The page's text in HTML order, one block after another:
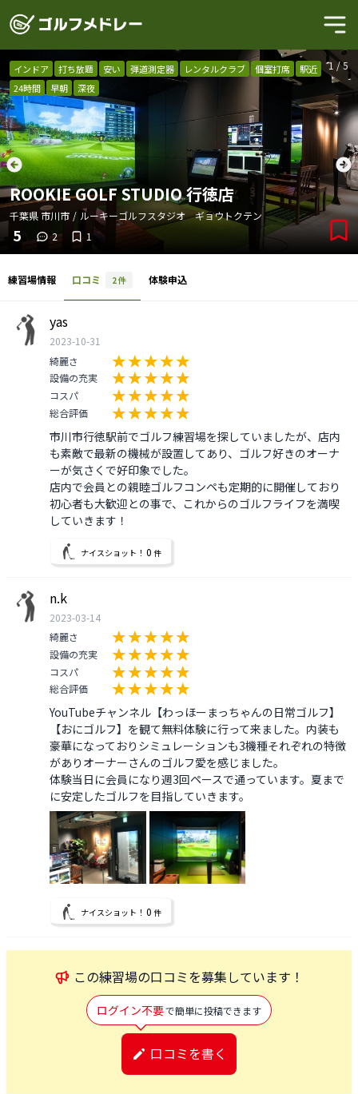
1 /5
インドア 打ち放題 安い 弾道測定器 レンタルクラブ 個室打席
駅近
24時間
早朝 深夜
ROOKIE GOLF STUDIO 行徳店
千葉県 市川市 / ルーキーゴルフスタジオ ギョウトクテン
5 2 1
練習場情報 口コミ 2件 体験申込
yas
2023-10-31
綺麗さ
設備の充実
コスパ
総合評価
市川市行徳駅前でゴルフ練習場を探していましたが、店内
も素敵で最新の機械が設置してあり、ゴルフ好きのオーナ
ーが気さくで好印象でした。
店内で会員との親睦ゴルフコンペも定期的に開催しており
初心者も大歓迎との事で、これからのゴルフライフを満喫
していきます！
ナイスショット！ 0 件
n.k
2023-03-14
綺麗さ
設備の充実
コスパ
総合評価
YouTubeチャンネル【わっほーまっちゃんの日常ゴルフ】
【おにゴルフ】を観て無料体験に行って来ました。内装も
豪華になっておりシミュレーションも3機種それぞれの特徴
がありオーナーさんのゴルフ愛を感じました。
体験当日に会員になり週3回ペースで通っています。夏まで
に安定したゴルフを目指していきます。
ナイスショット！ 0 件
この練習場の口コミを募集しています！
ログイン不要で簡単に投稿できます
口コミを書く